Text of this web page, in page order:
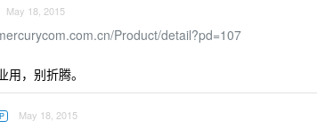
May 18, 2015
Product/detail?pd=107
用，别折腾。
May 18, 2015